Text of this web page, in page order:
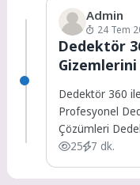
Admin
24 Tem
Dedektör
Dedektör 360
Profesyonel
Çözümleri
25
7 dk.